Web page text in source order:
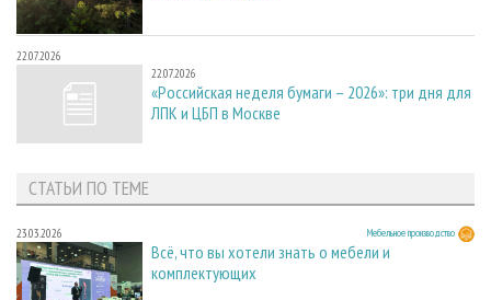
22.07.2026
22.07.2026
«Российская неделя бумаги – 2026»: три дня для
ЛПК и ЦБП в Москве
СТАТЬИ ПО ТЕМЕ
23.03.2026 Мебельное производство
Всё, что вы хотели знать о мебели и
комплектующих